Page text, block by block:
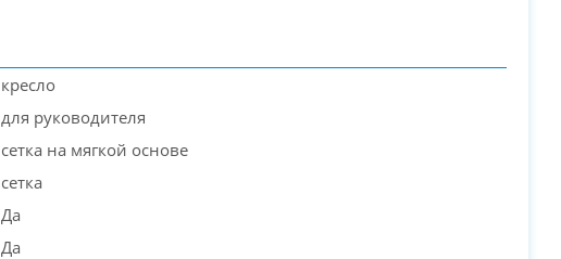
кресло
для руководителя
сетка на мягкой основе
сетка
Да
Да